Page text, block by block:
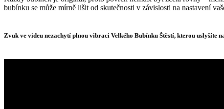
bubínku se může mírně lišit od skutečnosti v závislosti na nastavení
Zvuk ve videu nezachytí plnou vibraci Velkého Bubínku Štěstí, kterou uslyšíte